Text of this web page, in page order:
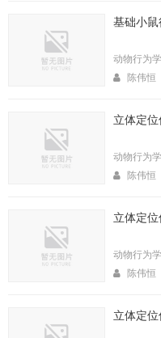
基础小
动物行为
陈伟恒
立体定
动物行为
陈伟恒
立体定
动物行为
陈伟恒
立体定